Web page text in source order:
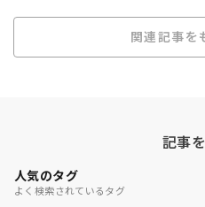
関連記事を
記事
人気のタグ
よく検索されているタグ